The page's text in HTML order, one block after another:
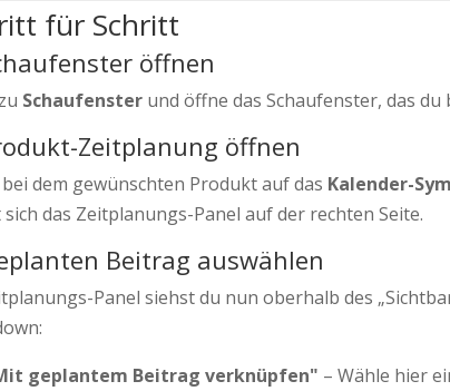
für Schritt
öffnen
Schaufenster und öffne das Schaufenster, das
Zeitplanung öffnen
bei dem gewünschten Produkt auf das Kalender-
das Zeitplanungs-Panel auf der rechten Seite.
Beitrag auswählen
Panel siehst du nun oberhalb des
geplantem Beitrag verknüpfen" – Wähle hier